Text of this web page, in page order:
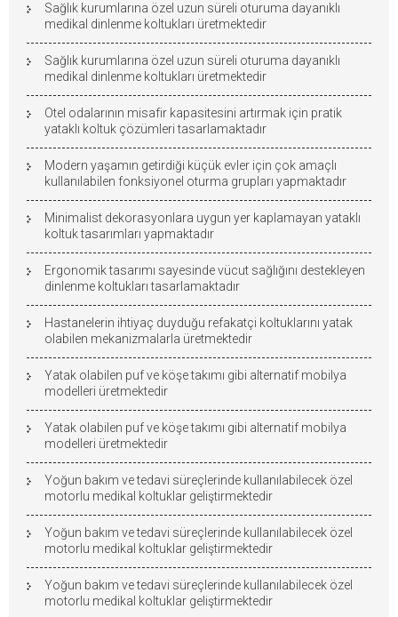
Sağlık kurumlarına özel uzun süreli oturuma dayanıklı
medikal dinlenme koltukları üretmektedir
Sağlık kurumlarına özel uzun süreli oturuma dayanıklı
medikal dinlenme koltukları üretmektedir
Otel odalarının misafir kapasitesini artırmak için pratik
yataklı koltuk çözümleri tasarlamaktadır
Modern yaşamın getirdiği küçük evler için çok amaçlı
kullanılabilen fonksiyonel oturma grupları yapmaktadır
Minimalist dekorasyonlara uygun yer kaplamayan yataklı
koltuk tasarımları yapmaktadır
Ergonomik tasarımı sayesinde vücut sağlığını destekleyen
dinlenme koltukları tasarlamaktadır
Hastanelerin ihtiyaç duyduğu refakatçi koltuklarını yatak
olabilen mekanizmalarla üretmektedir
Yatak olabilen puf ve köşe takımı gibi alternatif mobilya
modelleri üretmektedir
Yatak olabilen puf ve köşe takımı gibi alternatif mobilya
modelleri üretmektedir
Yoğun bakım ve tedavi süreçlerinde kullanılabilecek özel
motorlu medikal koltuklar geliştirmektedir
Yoğun bakım ve tedavi süreçlerinde kullanılabilecek özel
motorlu medikal koltuklar geliştirmektedir
Yoğun bakım ve tedavi süreçlerinde kullanılabilecek özel
motorlu medikal koltuklar geliştirmektedir